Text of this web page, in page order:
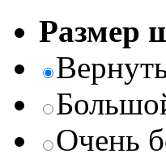
Размер
Очень